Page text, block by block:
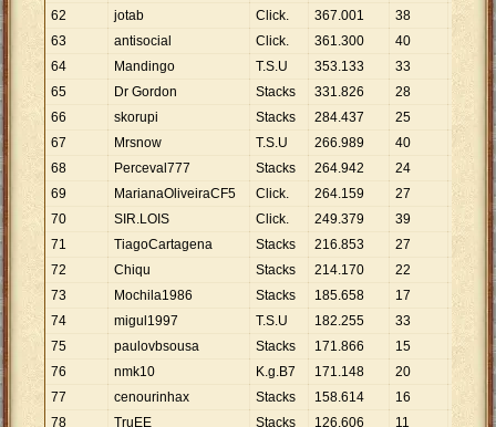
62
jotab Click. 367.001 38 9.
63
antisocial Click. 361.300 40 .
64
Mandingo T.S.U 353.133 33
701
65
Dr Gordon Stacks 331.826 28 11. 851
66
skorupi Stacks 284.437 25 .
67
Mrsnow T.S.U 266.989 40
68
Perceval777 Stacks 264.942 24
039
69
MarianaOliveiraCF5 Click. 264.159 27 9
70
SIR.LOIS Click. 249.379 39
394
71
TiagoCartagena Stacks 216.853 27 8
72
Chiqu Stacks 214.170 22
735
73
Mochila1986 Stacks 185.658 17 10
921
74
migul1997 T.S.U 182.255 33
523
75
paulovbsousa Stacks 171.866 15 11
458
76
nmk10 K.g.B7 171.148 20 .
77
cenourinhax Stacks 158.614 16
78
TruEE Stacks 126.606 11 11. 510